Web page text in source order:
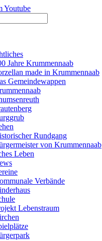
Youtube
Jahre Krummennaab
made in Krummennaab
Gemeindewappen
Rundgang
von Krummennaab
Leben
Verbände
Lebenstraum